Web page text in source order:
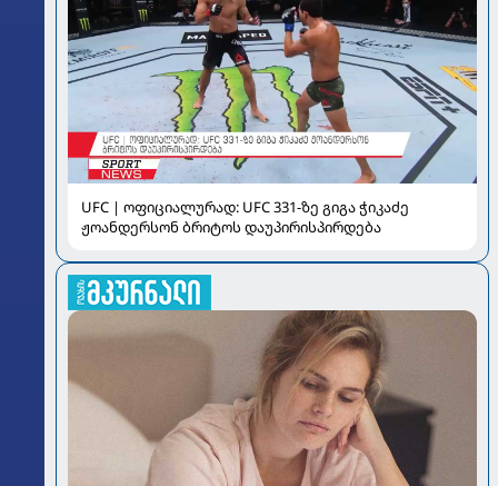
UFC | ოფიციალურად: UFC 331-ზე გიგა ჭიკაძე
ჟოანდერსონ ბრიტოს დაუპირისპირდება